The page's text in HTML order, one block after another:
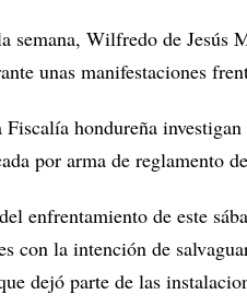
semana, Wilfredo de Jesús
unas manifestaciones
Fiscalía hondureña
por arma de reglamento
enfrentamiento de este
con la intención de
dejó parte de las